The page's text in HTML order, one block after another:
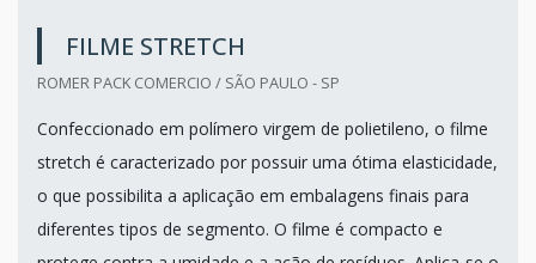
FILME STRETCH
ROMER PACK COMERCIO / SÃO PAULO - SP
Confeccionado em polímero virgem de polietileno, o filme
stretch é caracterizado por possuir uma ótima elasticidade,
o que possibilita a aplicação em embalagens finais para
diferentes tipos de segmento. O filme é compacto e